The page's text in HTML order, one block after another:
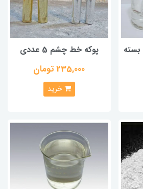
بسته
پوکه خط چشم 5 عددی
235,000 تومان
خرید